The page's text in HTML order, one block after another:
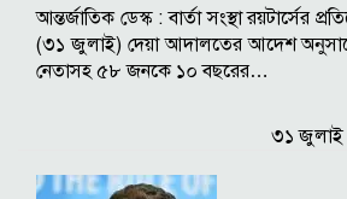
আন্তর্জাতিক ডেস্ক : বার্তা সংস্থা রয়টার্সের
(৩১ জুলাই) দেয়া আদালতের আদেশ
নেতাসহ ৫৮ জনকে ১০ বছরের…
৩১